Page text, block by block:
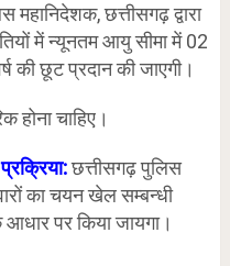
महानिदेशक, छत्तीसगढ़ द्वारा
में न्यूनतम आयु सीमा में 02
की छूट प्रदान की जाएगी।
होना चाहिए।
छत्तीसगढ़ पुलिस
का चयन खेल सम्बन्धी
पर किया जायगा।